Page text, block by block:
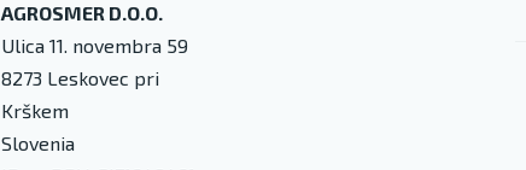
AGROSMER D.O.O.
Ulica 11. novembra 59
8273 Leskovec pri
Krškem
Slovenia